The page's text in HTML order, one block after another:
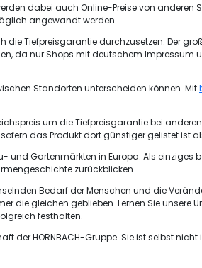
dabei auch Online-Preise von
angewandt werden.
Tiefpreisgarantie durchzusetzen. Der
da nur Shops mit deutschem Impressum
Standorten unterscheiden können. Mit
um die Tiefpreisgarantie bei
das Produkt dort günstiger gelistet ist
und Gartenmärkten in Europa. Als
zurückblicken.
Bedarf der Menschen und die
die gleichen geblieben. Lernen Sie unsere
festhalten.
der HORNBACH-Gruppe. Sie ist selbst